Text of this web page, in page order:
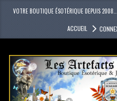
VOTRE BOUTIQUE ÉSOTÉRIQUE DEPUIS 2008...
ACCUEIL